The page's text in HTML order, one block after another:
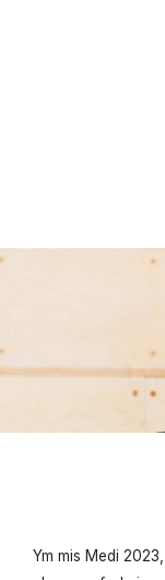
Ym mis Medi